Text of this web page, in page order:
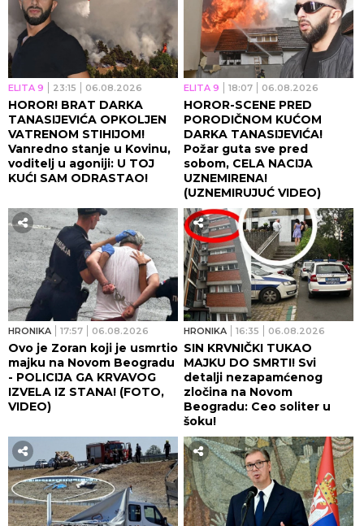
ELITA 9 23:15 06.08.2026
HOROR! BRAT DARKA
TANASIJEVIĆA OPKOLJEN
VATRENOM STIHIJOM!
Vanredno stanje u Kovinu,
voditelj u agoniji: U TOJ
KUĆI SAM ODRASTAO!
ELITA 9 18:07 06.08.2026
HOROR-SCENE PRED
PORODIČNOM KUĆOM
DARKA TANASIJEVIĆA!
Požar guta sve pred
sobom, CELA NACIJA
UZNEMIRENA!
(UZNEMIRUJUĆ VIDEO)
HRONIKA 17:57 06.08.2026
Ovo je Zoran koji je usmrtio
majku na Novom Beogradu
- POLICIJA GA KRVAVOG
IZVELA IZ STANA! (FOTO,
VIDEO)
HRONIKA 16:35 06.08.2026
SIN KRVNIČKI TUKAO
MAJKU DO SMRTI! Svi
detalji nezapamćenog
zločina na Novom
Beogradu: Ceo soliter u
šoku!